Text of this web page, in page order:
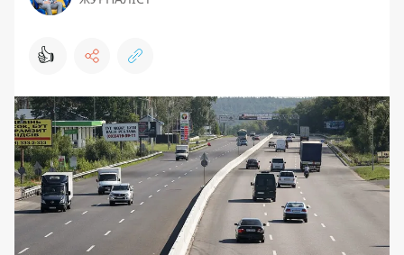
👍